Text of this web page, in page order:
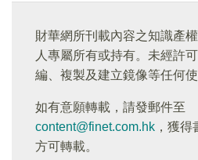
財華網所刊載內容之知識產
人專屬所有或持有。未經許
編、複製及建立鏡像等任何使
如有意願轉載，請發郵件至
content@finet.com.hk ，獲
方可轉載。